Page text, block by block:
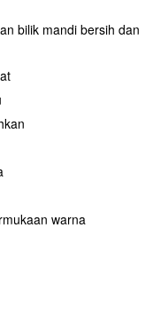
bilik mandi bersih dan
warna